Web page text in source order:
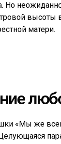
матери.
«Мы же